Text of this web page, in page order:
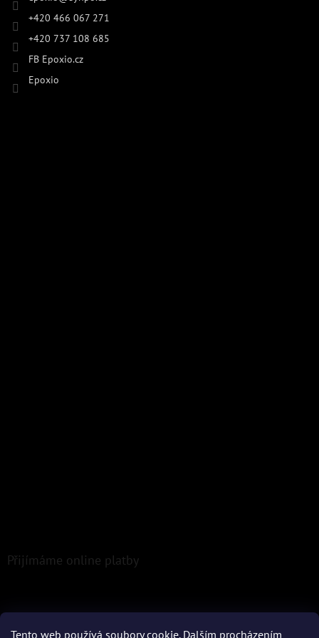
Tento web používá soubory cookie. Dalším procházením
+420 466 067 271
+420 737 108 685
FB Epoxio.cz
Epoxio
Přijímáme online platby